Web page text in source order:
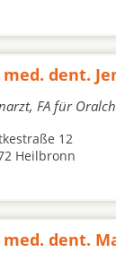
med. dent.
FA für
12
Heilbronn
med. dent.